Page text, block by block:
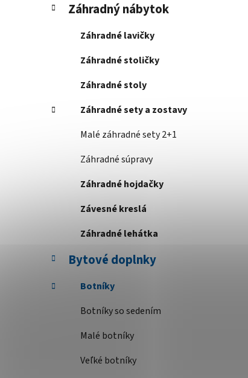
Záhradný nábytok
Záhradné lavičky
Záhradné stoličky
Záhradné stoly
Záhradné sety a zostavy
Malé záhradné sety 2+1
Záhradné súpravy
Záhradné hojdačky
Závesné kreslá
Záhradné lehátka
Bytové doplnky
Botníky
Botníky so sedením
Malé botníky
Veľké botníky